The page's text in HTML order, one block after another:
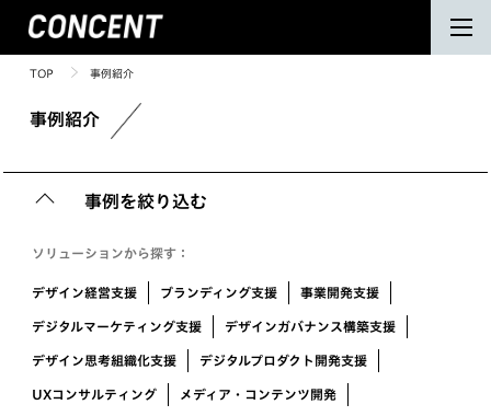
TOP 事例紹介
事例紹介
事例を絞り込む
ソリューションから探す：
デザイン経営支援 ブランディング支援 事業開発支援
デジタルマーケティング支援 デザインガバナンス構築支援
デザイン思考組織化支援 デジタルプロダクト開発支援
UXコンサルティング メディア・コンテンツ開発